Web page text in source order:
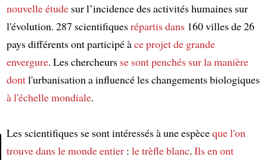
nouvelle étudesur l’incidence des activités humaines sur
l'évolution. 287 scientifiquesrépartis dans160 villes de 26
pays différents ont participé àce projet de grande
envergure. Les chercheurs se sont penchés surla manière
dontl'urbanisation a influencé les changements biologiques
à l'échelle mondiale.
Les scientifiques se sont intéressés à une espèceque l'on
trouvedans le monde entier: le trèfle blanc. Ils en ont